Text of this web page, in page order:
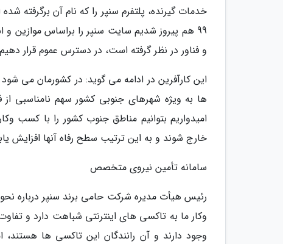
خدمات گیرنده، پلتفرم سنپر را که نام آن برگرفته
99 هم پیروز شدیم سایت سنپر را براساس موازین
و فناور در نظر گرفته است، در دسترس عموم قرار
این کارآفرین در ادامه می گوید: در کشورمان می
ها به ویژه شهرهای جنوبی کشور سهم نامناسبی
امیدواریم بتوانیم مناطق جنوب کشور را با کسب
خارج شوند و به این ترتیب سطح رفاه آنها افزایش
سامانه تأمین نیروی متخصص
رئیس هیأت مدیره شرکت حامی برند سنپر درباره
وکار ما به تاکسی های اینترنتی شباهت دارد و
وجود دارند و آن رانندگان این تاکسی ها